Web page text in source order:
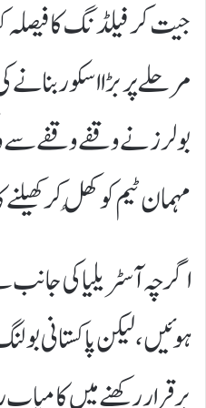
جیت کر فیلڈنگ کا فیصلہ
مرحلے پر بڑا اسکور بنانے
بولرز نے وقفے وقفے
مہمان ٹیم کو کُھل کر
اگرچہ آسٹریلیا کی
ہوئیں، لیکن پاکستانی
برقرار رکھنے میں کامیاب